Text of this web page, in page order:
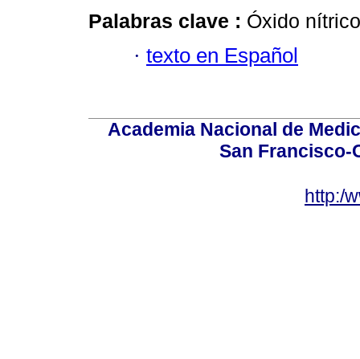
Palabras clave : Óxido
· texto en Español
Academia Nacional de
San Francisco-
http:/